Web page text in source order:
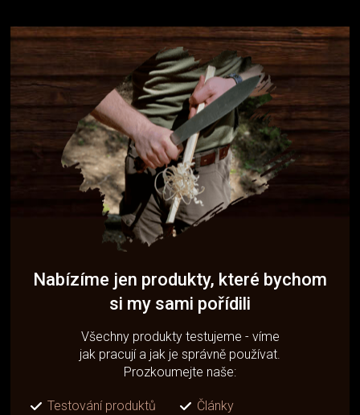
Nabízíme jen produkty, které bychom
si my sami pořídili
Všechny produkty testujeme - víme
jak pracují a jak je správně používat.
Prozkoumejte naše:
Testování produktů
Články